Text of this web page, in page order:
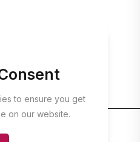
to ensure you get
on our website.